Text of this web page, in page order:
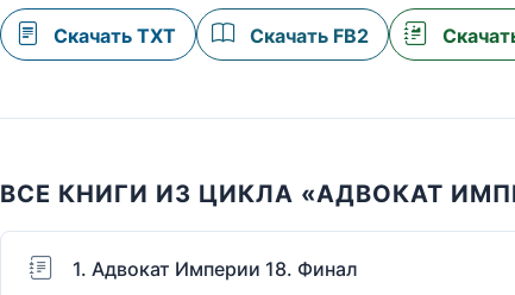
Скачать TXT Скачать FB2
ВСЕ КНИГИ ИЗ ЦИКЛА «АДВОКАТ
1. Адвокат Империи 18. Финал